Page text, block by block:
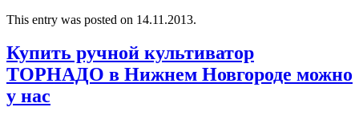
This entry was posted on 14.11.2013.
Купить ручной культиватор
ТОРНАДО в Нижнем Новгороде можно
у нас